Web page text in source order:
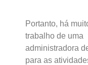
Portanto, há
trabalho de uma
administradora
para as